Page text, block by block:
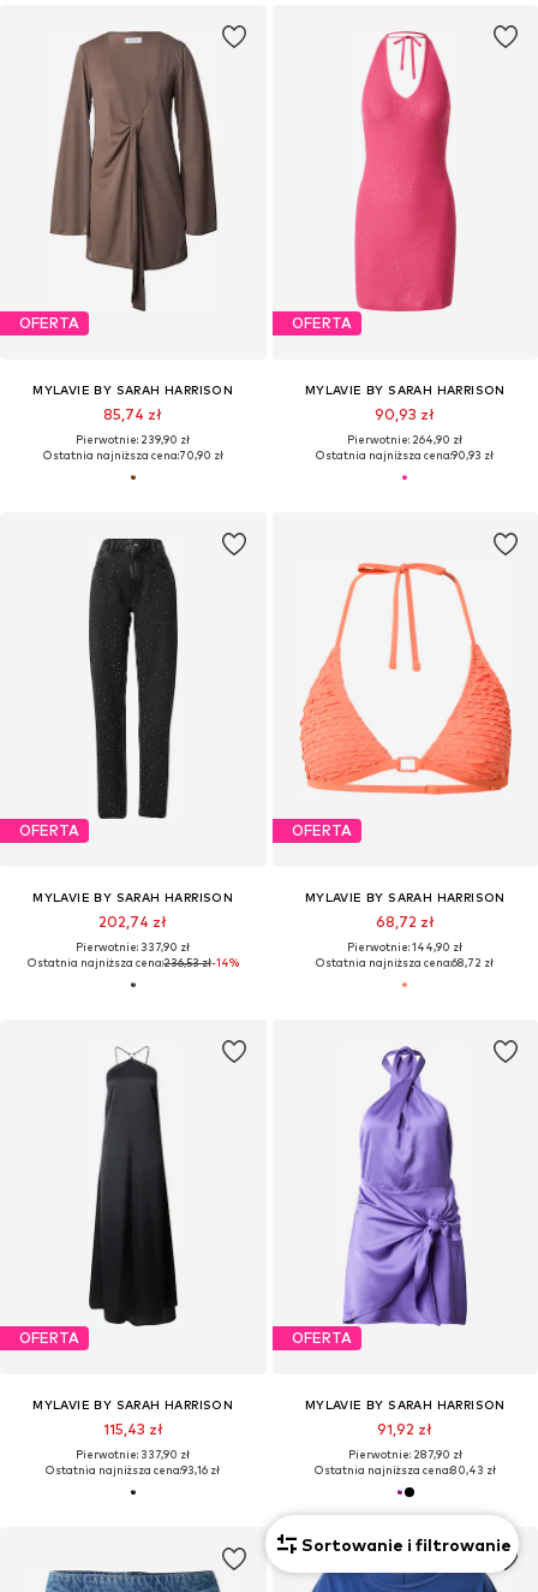
OFERTA
MYLAVIE BY SARAH HARRISON
85,74 zł
Pierwotnie: 239,90 zł
Ostatnia najniższa cena:70,90 zł
OFERTA
MYLAVIE BY SARAH HARRISON
90,93 zł
Pierwotnie: 264,90 zł
Ostatnia najniższa cena:90,93 zł
OFERTA
MYLAVIE BY SARAH HARRISON
202,74 zł
Pierwotnie: 337,90 zł
Ostatnia najniższa cena:236,53 zł-14%
OFERTA
MYLAVIE BY SARAH HARRISON
68,72 zł
Pierwotnie: 144,90 zł
Ostatnia najniższa cena:68,72 zł
OFERTA
MYLAVIE BY SARAH HARRISON
115,43 zł
Pierwotnie: 337,90 zł
Ostatnia najniższa cena:93,16 zł
OFERTA
MYLAVIE BY SARAH HARRISON
91,92 zł
Pierwotnie: 287,90 zł
Ostatnia najniższa cena:80,43 zł
Sortowanie i filtrowanie